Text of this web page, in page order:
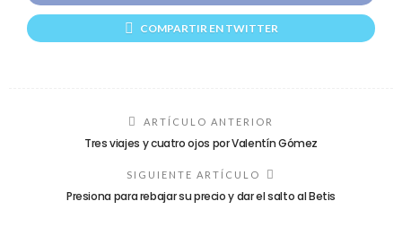
COMPARTIR EN TWITTER
ARTÍCULO ANTERIOR
Tres viajes y cuatro ojos por Valentín Gómez
SIGUIENTE ARTÍCULO
Presiona para rebajar su precio y dar el salto al Betis